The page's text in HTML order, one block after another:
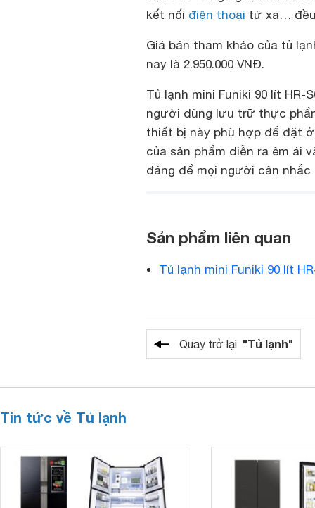
kết nối điện thoại từ xa… đều
Giá bán tham khảo của tủ
nay là 2.950.000 VNĐ.
Tủ lạnh mini Funiki 90 lít
người dùng lưu trữ thực
thiết bị này phù hợp để đặt
của sản phẩm diễn ra êm ái
đáng để mọi người cân nhắc
Sản phẩm liên quan
Tủ lạnh mini Funiki 90 lít
Quay trở lại "Tủ lạnh"
Tin tức về Tủ lạnh